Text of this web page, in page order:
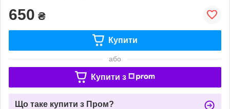
650 ₴
Купити
або
Купити з
Що таке купити з Пром?